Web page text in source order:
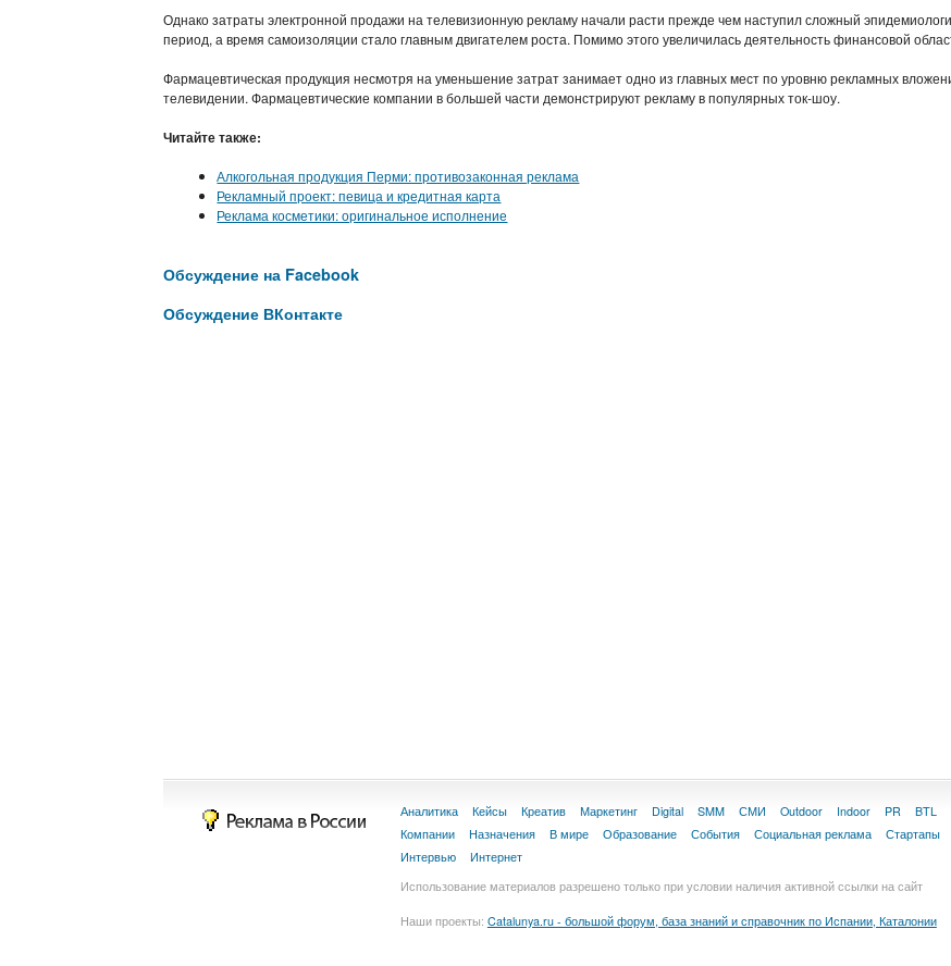
Однако затраты электронной продажи на телевизионную рекламу начали расти прежде чем наступил сложный
период, а время самоизоляции стало главным двигателем роста. Помимо этого увеличилась деятельность финансовой
Фармацевтическая продукция несмотря на уменьшение затрат занимает одно из главных мест по уровню рекламных
телевидении. Фармацевтические компании в большей части демонстрируют рекламу в популярных ток-шоу.
Читайте также:
Алкогольная продукция Перми: противозаконная реклама
Рекламный проект: певица и кредитная карта
Реклама косметики: оригинальное исполнение
Обсуждение на Facebook
Обсуждение ВКонтакте
Аналитика Кейсы Креатив Маркетинг Digital SMM СМИ Outdoor Indoor PR BTL
Компании
Назначения В мире Образование События Социальная реклама Стартапы
Интервью
Интернет
Использование материалов разрешено только при условии наличия активной ссылки на сайт
Наши проекты: Catalunya.ru - большой форум, база знаний и справочник по Испании, Каталонии